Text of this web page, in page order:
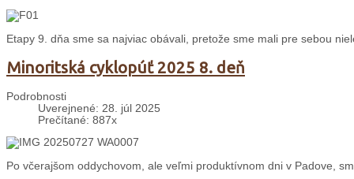
Etapy 9. dňa sme sa najviac obávali, pretože sme mali pre sebou
Minoritská cyklopúť 2025 8. deň
Podrobnosti
Uverejnené: 28. júl 2025
Prečítané: 887x
Po včerajšom oddychovom, ale veľmi produktívnom dni v Padove,